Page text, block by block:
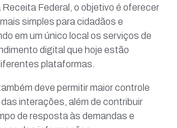
Receita Federal, o objetivo é oferecer
simples para cidadãos e
em um único local os serviços de
digital que hoje estão
plataformas.
deve permitir maior controle
interações, além de contribuir
de resposta às demandas e